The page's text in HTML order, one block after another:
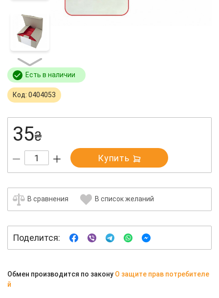
Есть в наличии
Код: 0404053
35₴
Купить
В сравнения В список желаний
Поделится:
Обмен производится по закону О защите прав потребителе
й